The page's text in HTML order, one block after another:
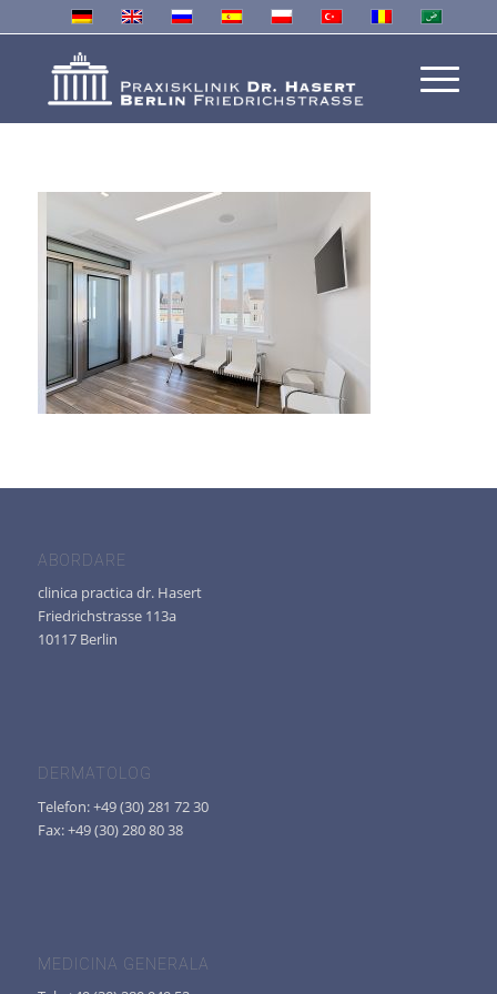
ABORDARE
clinica practica dr. Hasert
Friedrichstrasse 113a
10117 Berlin
DERMATOLOG
Telefon: +49 (30) 281 72 30
Fax: +49 (30) 280 80 38
MEDICINA GENERALA